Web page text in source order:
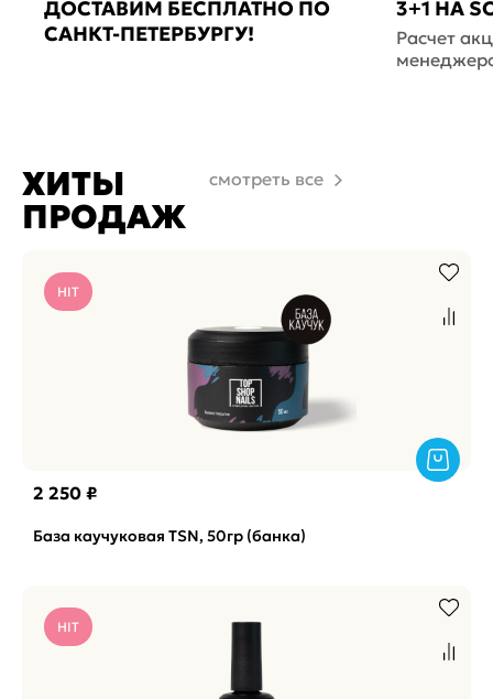
ДОСТАВИМ БЕСПЛАТНО ПО
САНКТ-ПЕТЕРБУРГУ!
3+1 НА
Расчет
ХИТЫ
ПРОДАЖ
смотреть все
HIT
2 250 ₽
База каучуковая TSN, 50гр (банка)
HIT